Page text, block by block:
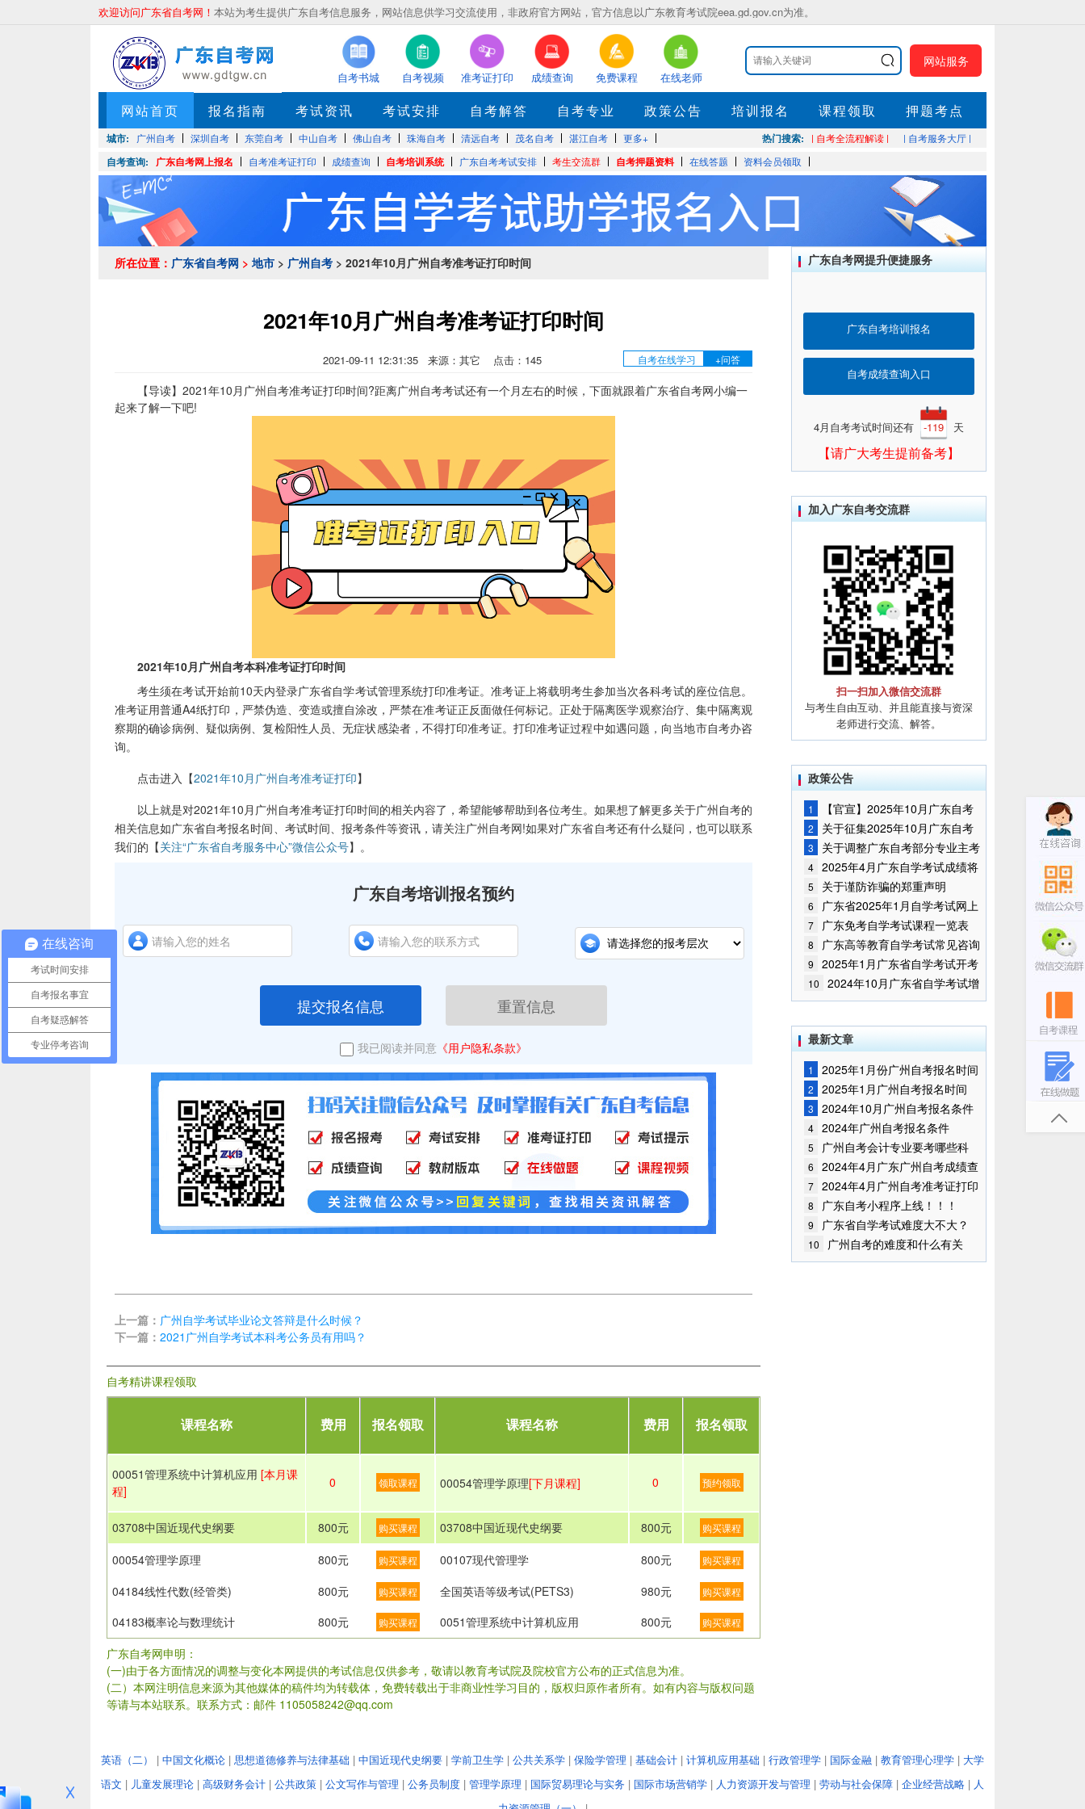
欢迎访问广东省自考网！ 本站为考生提供广东自考信息服务，网站信息供学习交流使用，非政府官方网站，官方信息以广东教育考试院eea.gd.gov.cn为准。
自考书城 自考视频 准考证打印 成绩查询 免费课程 在线老师
网站服务
网站首页 报名指南 考试资讯 考试安排 自考解答 自考专业 政策公告 培训报名 课程领取 押题考点
城市: 广州自考 深圳自考 东莞自考 中山自考 佛山自考 珠海自考 清远自考 茂名自考 湛江自考 更多+ 热门搜索: | 自考全流程解读 | | 自考服务大厅 |
自考查询: 广东自考网上报名 自考准考证打印 成绩查询 自考培训系统 广东自考考试安排 考生交流群 自考押题资料 在线答题 资料会员领取
所在位置： 广东省自考网 > 地市 > 广州自考 > 2021年10月广州自考准考证打印时间
2021年10月广州自考准考证打印时间
2021-09-11 12:31:35 来源：其它 点击： 145 自考在线学习 +问答
【导读】2021年10月广州自考准考证打印时间?距离广州自考考试还有一个月左右的时候，下面就跟着广东省自考网小编一
起来了解一下吧!
2021年10月广州自考本科准考证打印时间
考生须在考试开始前10天内登录广东省自学考试管理系统打印准考证。准考证上将载明考生参加当次各科考试的座位信息。
准考证用普通A4纸打印，严禁伪造、变造或擅自涂改，严禁在准考证正反面做任何标记。正处于隔离医学观察治疗、集中隔离观
察期的确诊病例、疑似病例、复检阳性人员、无症状感染者，不得打印准考证。打印准考证过程中如遇问题，向当地市自考办咨
询。
点击进入【2021年10月广州自考准考证打印】
以上就是对2021年10月广州自考准考证打印时间的相关内容了，希望能够帮助到各位考生。如果想了解更多关于广州自考的
相关信息如广东省自考报名时间、考试时间、报考条件等资讯，请关注广州自考网!如果对广东省自考还有什么疑问，也可以联系
我们的【关注“广东省自考服务中心”微信公众号】。
广东自考培训报名预约
提交报名信息 重置信息
我已阅读并同意 《用户隐私条款》
上一篇： 广州自学考试毕业论文答辩是什么时候？
下一篇： 2021广州自学考试本科考公务员有用吗？
自考精讲课程领取
课程名称 费用 报名领取 课程名称 费用 报名领取
00051管理系统中计算机应用 [本月课
程]
0 领取课程 00054管理学原理[下月课程] 0 预约领取
03708中国近现代史纲要 800元 购买课程 03708中国近现代史纲要 800元 购买课程
00054管理学原理 800元 购买课程 00107现代管理学 800元 购买课程
04184线性代数(经管类) 800元 购买课程 全国英语等级考试(PETS3) 980元 购买课程
04183概率论与数理统计 800元 购买课程 0051管理系统中计算机应用 800元 购买课程
广东自考网申明：
(一)由于各方面情况的调整与变化本网提供的考试信息仅供参考，敬请以教育考试院及院校官方公布的正式信息为准。
(二）本网注明信息来源为其他媒体的稿件均为转载体，免费转载出于非商业性学习目的，版权归原作者所有。如有内容与版权问题
等请与本站联系。联系方式：邮件 1105058242@qq.com
广东自考网提升便捷服务
广东自考培训报名
自考成绩查询入口
4月自考考试时间还有 -119 天
【请广大考生提前备考】
加入广东自考交流群
扫一扫加入微信交流群
与考生自由互动、并且能直接与资深
老师进行交流、解答。
政策公告
1
【官宣】2025年10月广东自考
报名时间通知
2
关于征集2025年10月广东自考
增加开考停考专业部分课程意向的
通告
3
关于调整广东自考部分专业主考
学校的通知
4 2025年4月广东自学考试成绩将
于5月9日公布
5 关于谨防诈骗的郑重声明
6
广东省2025年1月自学考试网上
报名报考须知
7 广东免考自学考试课程一览表
8
广东高等教育自学考试常见咨询
问题
9
2025年1月广东省自学考试开考
课程考试时间安排和使用教材的通
知
10
2024年10月广东省自学考试增
加一门开考课程的通告
最新文章
1
2025年1月份广州自考报名时间
已公布！
2 2025年1月广州自考报名时间
3
2024年10月广州自考报名条件
已公布!
4 2024年广州自考报名条件
5
广州自考会计专业要考哪些科
目?
6
2024年4月广东广州自考成绩查
询时间已确定
7 2024年4月广州自考准考证打印
时间
8 广东自考小程序上线！！！
9 广东省自学考试难度大不大？
10
广州自考的难度和什么有关
联？
英语（二） | 中国文化概论 | 思想道德修养与法律基础 | 中国近现代史纲要 | 学前卫生学 | 公共关系学 | 保险学管理 | 基础会计 | 计算机应用基础 | 行政管理学 | 国际金融 | 教育管理心理学 | 大学
语文 | 儿童发展理论 | 高级财务会计 | 公共政策 | 公文写作与管理 | 公务员制度 | 管理学原理 | 国际贸易理论与实务 | 国际市场营销学 | 人力资源开发与管理 | 劳动与社会保障 | 企业经营战略 | 人
在线咨询
考试时间安排
自考报名事宜
自考疑惑解答
专业停考咨询